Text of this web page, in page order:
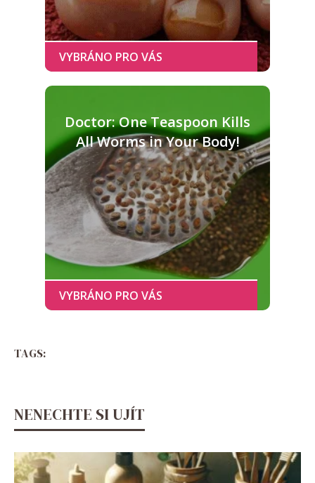
Doctor: One Teaspoon Kills
All Worms in Your Body!
TAGS:
NENECHTE SI UJÍT